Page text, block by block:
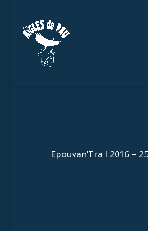
Epouvan’Trail 2016 –